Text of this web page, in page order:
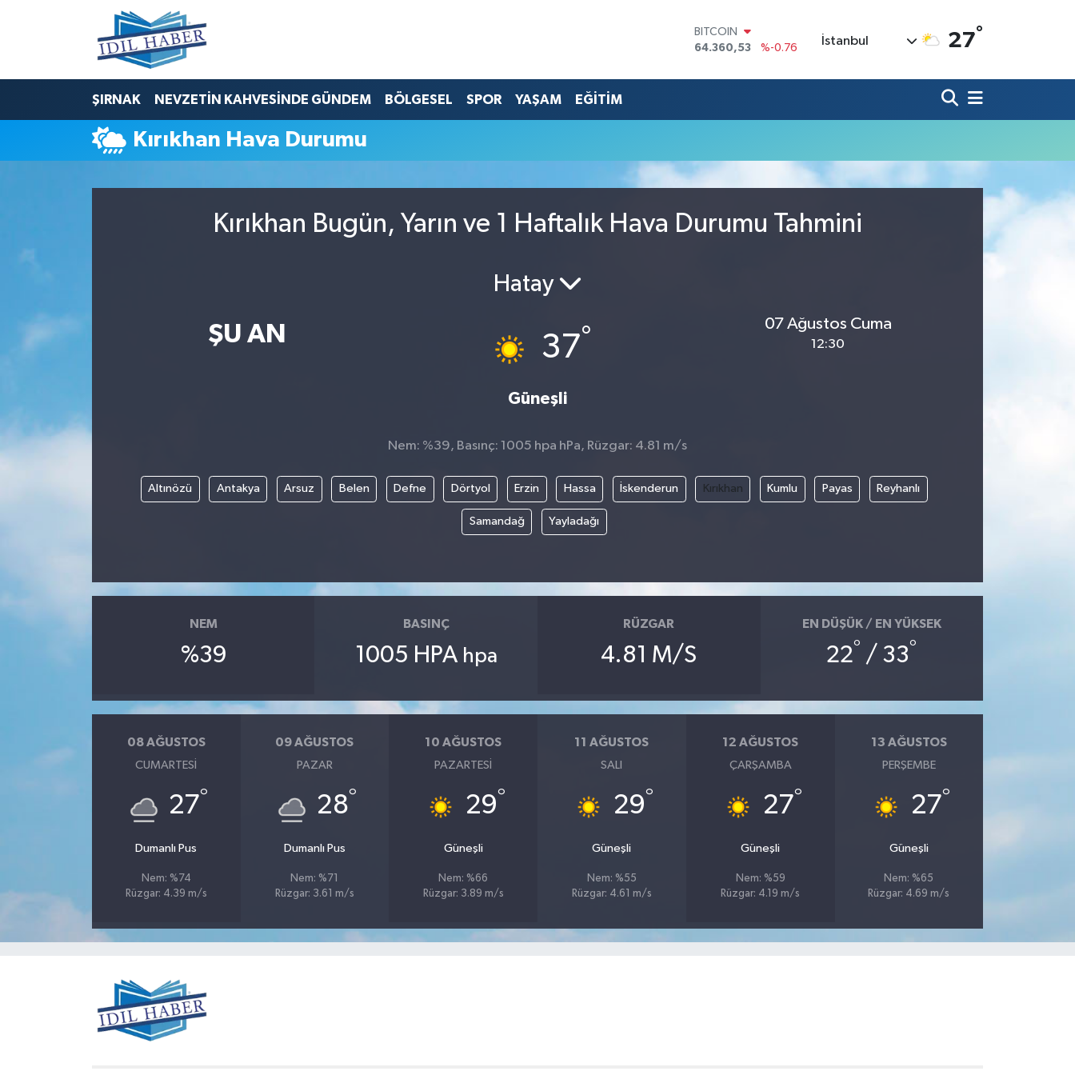
BITCOIN
64.360,53
%-0.76
47,7069
%0.17
GRAM ALTIN
6574.81
BİST100
İstanbul 27°
ŞIRNAK NEVZETİN KAHVESİNDE GÜNDEM BÖLGESEL SPOR YAŞAM EĞİTİM
Kırıkhan Hava Durumu
Kırıkhan Bugün, Yarın ve 1 Haftalık Hava Durumu Tahmini
ŞU AN
Hatay
37°
Güneşli
07 Ağustos Cuma
12:30
Nem: %39, Basınç: 1005 hpa hPa, Rüzgar: 4.81 m/s
Altınözü Antakya Arsuz Belen Defne Dörtyol Erzin Hassa İskenderun Kırıkhan Kumlu Payas Reyhanlı
Samandağ Yayladağı
NEM
%39
BASINÇ
1005 HPA hpa
RÜZGAR
4.81 M/S
EN DÜŞÜK / EN YÜKSEK
22° / 33°
08 AĞUSTOS
CUMARTESI
27°
Dumanlı Pus
Nem: %74
Rüzgar: 4.39 m/s
09 AĞUSTOS
PAZAR
28°
Dumanlı Pus
Nem: %71
Rüzgar: 3.61 m/s
10 AĞUSTOS
PAZARTESI
29°
Güneşli
Nem: %66
Rüzgar: 3.89 m/s
11 AĞUSTOS
SALI
29°
Güneşli
Nem: %55
Rüzgar: 4.61 m/s
12 AĞUSTOS
ÇARŞAMBA
27°
Güneşli
Nem: %59
Rüzgar: 4.19 m/s
13 AĞUSTOS
PERŞEMBE
27°
Güneşli
Nem: %65
Rüzgar: 4.69 m/s
Nöbetçi Eczaneler
Hava Durumu
Trafik Durumu